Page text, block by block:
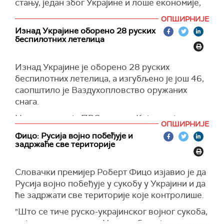
стању, један због Украјине и лоше економије,
други због Израела и његових војних успеха.
"Слично томе, Зеленски и Украјина би желели
да се договоре и зауставе лудило.
много више цивила. Неопходно је одмах
прекинути ватру и започети преговоре.
Превише живота је бесмислено изгубљено,
превише породица је уништено, а ако се тако
веће и много горе. Володимира добро
познајем. Било је његово време да делује.
Кина може помоћи. Свет чека!" поручује
Зеленски је сасатанак с председником
Француске Емануелом Макроном и Трампом
назвао продуктивним и рекао да сви желе да
се рат у Украјини оконча што пре и поштено.
ОПШИРНИЈЕ
Изнад Украјине оборено 28 руских
беспилотних летелица
Изнад Украјине је оборено 28 руских
беспилотних летелица, а изгубљено је још 46,
саопштило је Ваздухопловство оружаних
снага.
Наводи се да је ПВО радио у Кијевској,
Харковској, Сумској, Полтавској, Черкаској,
Кировоградској, Дњепропетровској и
Запорошкој области.
(Украјинска правда)
ОПШИРНИЈЕ
Фицо: Русија војно побеђује и
задржаће све територије
Словачки премијер Роберт Фицо изјавио је да
Русија војно побеђује у сукобу у Украјини и да
ће задржати све територије које контролише.
"Што се тиче руско-украјинског војног сукоба,